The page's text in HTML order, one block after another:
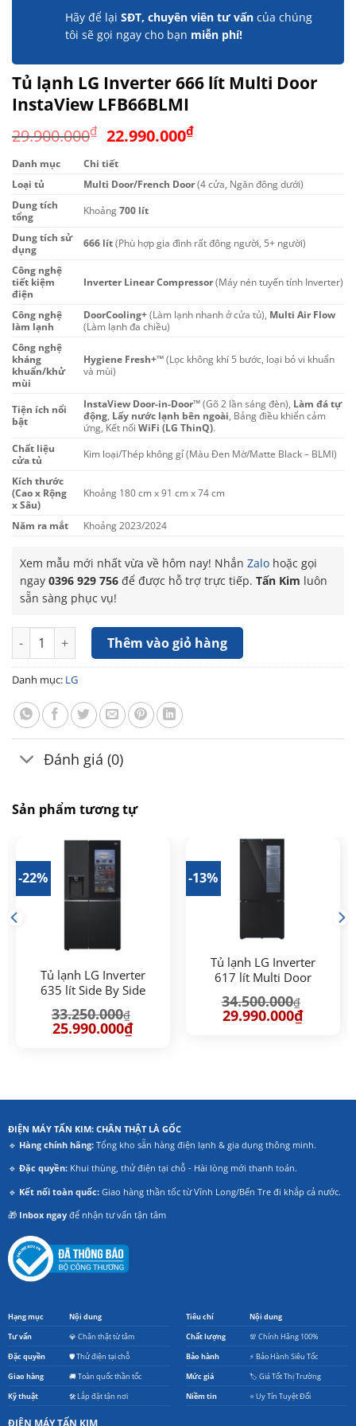
Hãy để lại SĐT, chuyên viên tư vấn của chúng
tôi sẽ gọi ngay cho bạn miễn phí!
Tủ lạnh LG Inverter 666 lít Multi Door
InstaView LFB66BLMI
29.900.000₫ Giá
gốc
là:
29.900.000₫.
22.990.000₫Giá
là:
Danh mục
Chi tiết
Loại tủ
Multi Door/French Door(4 cửa, Ngăn đông dưới)
Dung tích
tổng
Khoảng700 lít
Dung tích sử
dụng
666 lít(Phù hợp gia đình rất đông người, 5+ người)
Công nghệ
tiết kiệm
điện
Inverter Linear Compressor(Máy nén tuyến tính Inverter)
Công nghệ
làm lạnh
DoorCooling+(Làm lạnh nhanh ở cửa tủ), Multi Air Flow
(Làm lạnh đa chiều)
Công nghệ
kháng
khuẩn/khử
mùi
Hygiene Fresh+™(Lọc không khí 5 bước, loại bỏ vi khuẩn
và mùi)
Tiện ích nổi
bật
InstaView Door-in-Door™(Gõ 2 lần sáng đèn), Làm đá tự
động, Lấy nước lạnh bên ngoài, Bảng điều khiển cảm
ứng, Kết nối WiFi (LG ThinQ).
Chất liệu
cửa tủ
Kim loại/Thép không gỉ (Màu Đen Mờ/Matte Black – BLMI)
Kích thước
(Cao x Rộng
x Sâu)
Khoảng 180 cm x 91 cm x 74 cm
Năm ra mắt Khoảng 2023/2024
Xem mẫu mới nhất vừa về hôm nay! Nhắn Zalo hoặc gọi
ngay 0396 929 756 để được hỗ trợ trực tiếp. Tấn Kim luôn
sẵn sàng phục vụ!
Tủ lạnh LG Inverter 666 lít Multi Door InstaView LFB66BLMI
Thêm vào giỏ hàng
Danh mục: LG
Đánh giá (0)
Sản phẩm tương tự
-22%
Tủ lạnh LG Inverter
635 lít Side By Side
33.250.000₫
Giá
gốc
25.990.000₫Giá
-13%
Tủ lạnh LG Inverter
617 lít Multi Door
34.500.000₫
Giá
gốc
29.990.000₫Giá
ĐIỆN MÁY TẤN KIM: CHÂN THẬT LÀ GỐC
🔹 Hàng chính hãng:Tổng kho sẵn hàng điện lạnh & gia dụng thông minh.
🔹 Đặc quyền:Khui thùng, thử điện tại chỗ - Hài lòng mới thanh toán.
🔹 Kết nối toàn quốc:Giao hàng thần tốc từ Vĩnh Long/Bến Tre đi khắp cả nước.
🎁 Inbox ngayđể nhận tư vấn tận tâm
Hạng mục Nội dung
Tư vấn 💎 Chân thật từ tâm
Đặc quyền 🛡️ Thử điện tại chỗ
Giao hàng 🚚 Toàn quốc thần tốc
Kỹ thuật 🛠️ Lắp đặt tận nơi
Tiêu chí Nội dung
Chất lượng 💯 Chính Hãng 100%
Bảo hành ⚡ Bảo Hành Siêu Tốc
Mức giá 🏷️ Giá Tốt Thị Trường
Niềm tin ⭐ Uy Tín Tuyệt Đối
ĐIỆN MÁY TẤN KIM